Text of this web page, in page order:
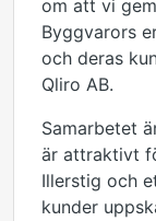
om att vi
Byggvarors
och deras
Qliro AB.
Samarbetet
är attraktivt
Illerstig och
kunder